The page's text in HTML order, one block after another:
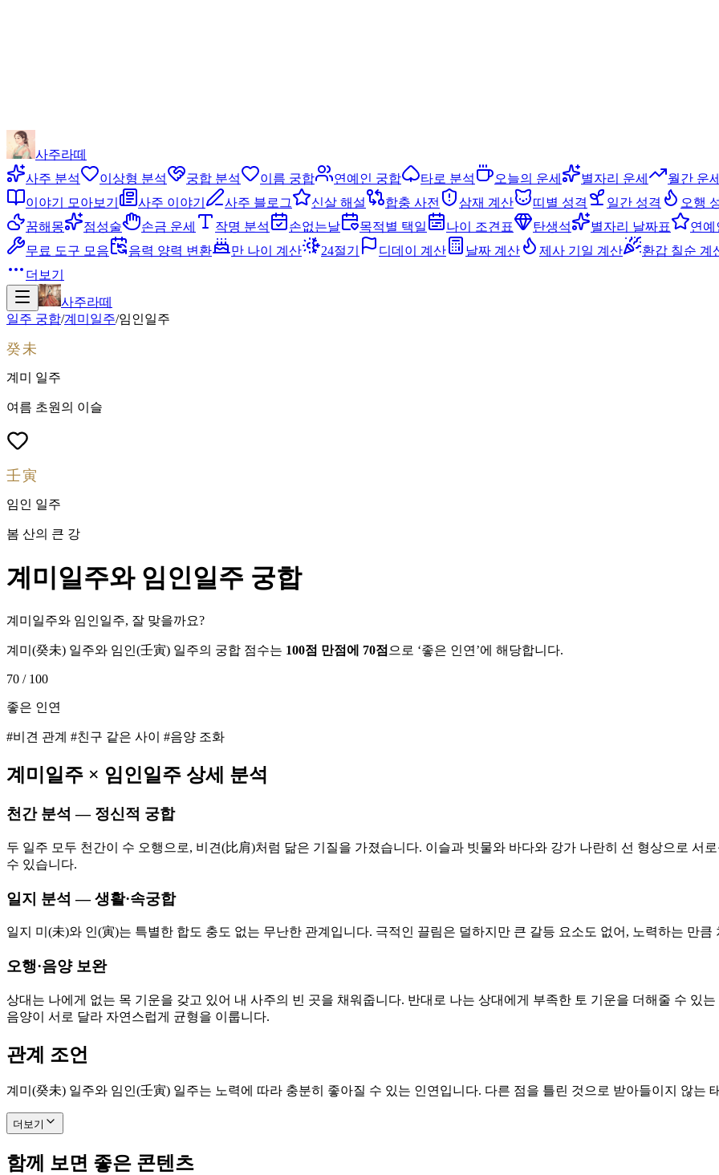
사주라떼
사주 분석
이상형 분석 궁합 분석 이름 궁합 연예인 궁합 타로 분석 오늘의 운세 별자리 운세 월간 운세
이야기 모아보기
사주 이야기 사주 블로그 신살 해설 합충 사전 삼재 계산 띠별 성격 일간 성격 오행
꿈해몽
점성술 손금 운세 작명 분석 손없는날 목적별 택일 나이 조견표 탄생석 별자리 날짜표
연예
무료 도구 모음
음력 양력 변환 만 나이 계산 24절기 디데이 계산 날짜 계산 제사 기일 계산 환갑 칠순 계
더보기
사주라떼
일주 궁합/계미 일주/임인일주
癸未
계미 일주
여름 초원의 이슬
壬寅
임인 일주
봄 산의 큰 강
계미일주와 임인일주 궁합
계미일주와 임인일주, 잘 맞을까요?
계미 (癸未) 일주와 임인(壬寅) 일주의 궁합 점수는 100점 만점에 70점 으로 ‘좋은 인연 ’에 해당합니다.
70 / 100
좋은 인연
#비견 관계 #친구 같은 사이 #음양 조화
계미 일주 × 임인일주 상세 분석
천간 분석 — 정신적 궁합
두 일주 모두 천간이 수 오행으로, 비견(比肩)처럼 닮은 기질을 가졌습니다. 이슬과 빗물와 바다와 강가 나란히 선 형상으로 서
수 있습니다.
일지 분석 — 생활·속궁합
일지 미(未)와 인(寅)는 특별한 합도 충도 없는 무난한 관계입니다. 극적인 끌림은 덜하지만 큰 갈등 요소도 없어, 노력하는 만
오행·음양 보완
상대는 나에게 없는 목 기운을 갖고 있어 내 사주의 빈 곳을 채워줍니다. 반대로 나는 상대에게 부족한 토 기운을 더해줄 수 있
음양이 서로 달라 자연스럽게 균형을 이룹니다.
관계 조언
계미(癸未) 일주와 임인(壬寅) 일주는 노력에 따라 충분히 좋아질 수 있는 인연입니다. 다른 점을 틀린 것으로 받아들이지 않는
더보기
함께 보면 좋은 콘텐츠